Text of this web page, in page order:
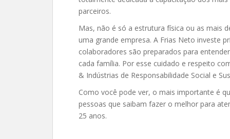
parceiros.
Mas, não é só a estrutura física ou as mais
uma grande empresa. A Frias Neto investe
colaboradores são preparados para
cada família. Por esse cuidado e respeito
& Indústrias de Responsabilidade Social e
Como você pode ver, o mais importante é
pessoas que saibam fazer o melhor para
25 anos.